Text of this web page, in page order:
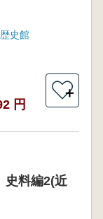
史館
円
＋
料編2(近